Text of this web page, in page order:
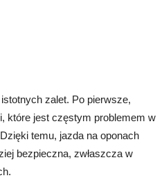
zalet. Po pierwsze,
które jest częstym problemem w
temu, jazda na oponach
bezpieczna, zwłaszcza w